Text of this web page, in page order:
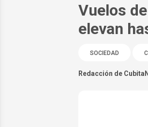
Vuelos
elevan
SOCIEDAD
Redacción de